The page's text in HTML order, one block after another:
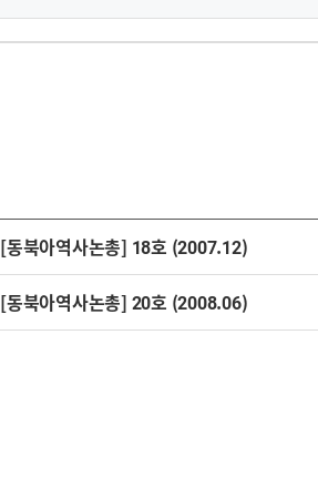
[동북아역사논총] 18호 (2007.12)
[동북아역사논총] 20호 (2008.06)